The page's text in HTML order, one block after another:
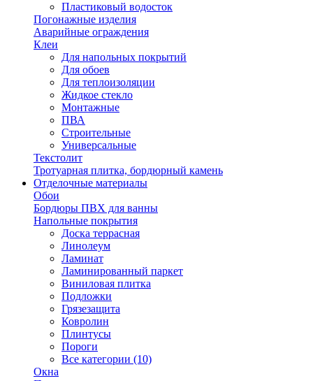
Пластиковый водосток
Погонажные изделия
Аварийные ограждения
Клеи
Для напольных покрытий
Для обоев
Для теплоизоляции
Жидкое стекло
Монтажные
ПВА
Строительные
Универсальные
Текстолит
Тротуарная плитка, бордюрный камень
Отделочные материалы
Обои
Бордюры ПВХ для ванны
Напольные покрытия
Доска террасная
Линолеум
Ламинат
Ламинированный паркет
Виниловая плитка
Подложки
Грязезащита
Ковролин
Плинтусы
Пороги
Все категории (10)
Окна